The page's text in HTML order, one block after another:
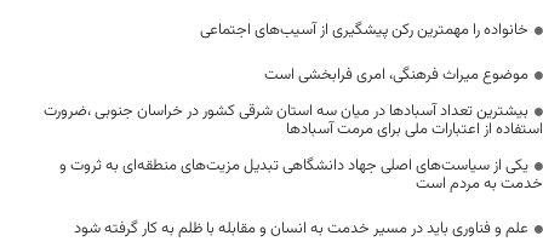
خانواده را مهمترین رکن پیشگیری از آسیب‌های اجتماعی
موضوع میراث فرهنگی، امری فرابخشی است
بیشترین تعداد آسبادها در میان سه استان شرقی کشور در خراسان جنوبی ،ضرورت
استفاده از اعتبارات ملی برای مرمت آسبادها
یکی از سیاست‌های اصلی جهاد دانشگاهی تبدیل مزیت‌های منطقه‌ای به ثروت و
خدمت به مردم است
علم و فناوری باید در مسیر خدمت به انسان و مقابله با ظلم به کار گرفته شود